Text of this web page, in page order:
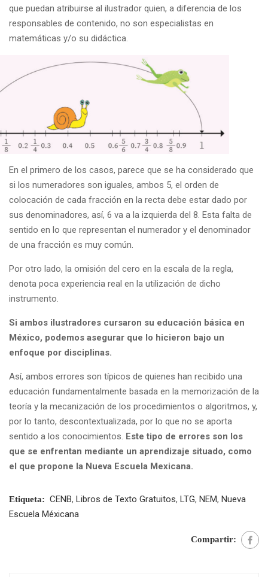
que puedan atribuirse al ilustrador quien, a diferencia de los
responsables de contenido, no son especialistas en
matemáticas y/o su didáctica.
En el primero de los casos, parece que se ha considerado que
si los numeradores son iguales, ambos 5, el orden de
colocación de cada fracción en la recta debe estar dado por
sus denominadores, así, 6 va a la izquierda del 8. Esta falta de
sentido en lo que representan el numerador y el denominador
de una fracción es muy común.
Por otro lado, la omisión del cero en la escala de la regla,
denota poca experiencia real en la utilización de dicho
instrumento.
Si ambos ilustradores cursaron su educación básica en
México, podemos asegurar que lo hicieron bajo un
enfoque por disciplinas.
Así, ambos errores son típicos de quienes han recibido una
educación fundamentalmente basada en la memorización de la
teoría y la mecanización de los procedimientos o algoritmos, y,
por lo tanto, descontextualizada, por lo que no se aporta
sentido a los conocimientos. Este tipo de errores son los
que se enfrentan mediante un aprendizaje situado, como
el que propone la Nueva Escuela Mexicana.
Etiqueta: CENB, Libros de Texto Gratuitos, LTG, NEM, Nueva
Escuela Méxicana
Compartir: